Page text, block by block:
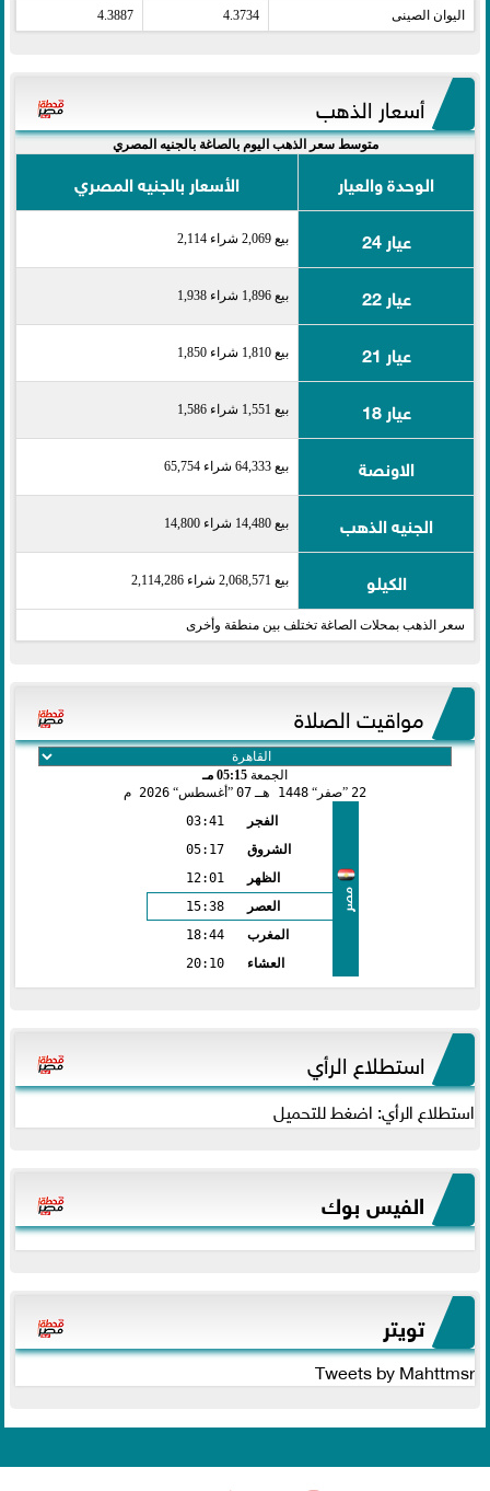
اليوان الصينى​ 4.3734
4.3887
أسعار الذهب
متوسط سعر الذهب اليوم بالصاغة بالجنيه المصري
الوحدة والعيار
الأسعار بالجنيه المصري
عيار 24
بيع 2,069 شراء 2,114
عيار 22 بيع 1,896 شراء 1,938
عيار 21 بيع 1,810 شراء 1,850
عيار 18 بيع 1,551 شراء 1,586
الاونصة بيع 64,333 شراء 65,754
الجنيه الذهب بيع 14,480 شراء 14,800
الكيلو بيع 2,068,571 شراء 2,114,286
سعر الذهب بمحلات الصاغة تختلف بين منطقة وأخرى
مواقيت الصلاة
الجمعة 05:15 مـ
22 صفر 1448 هـ 07 أغسطس 2026 م
مصر
الفجر
03:41
الشروق
05:17
الظهر
12:01
العصر
15:38
المغرب
18:44
العشاء
20:10
استطلاع الرأي
استطلاع الرأي: اضغط للتحميل
الفيس بوك
تويتر
Tweets by Mahttmsr